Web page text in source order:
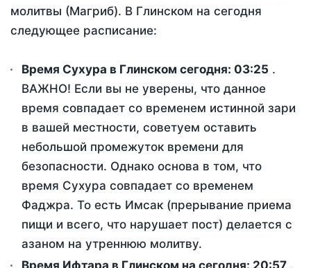
молитвы (Магриб). В Глинском на сегодня
следующее расписание:
Время Сухура в Глинском сегодня: 03:25 .
ВАЖНО! Если вы не уверены, что данное
время совпадает со временем истинной зари
в вашей местности, советуем оставить
небольшой промежуток времени для
безопасности. Однако основа в том, что
время Сухура совпадает со временем
Фаджра. То есть Имсак (прерывание приема
пищи и всего, что нарушает пост) делается с
азаном на утреннюю молитву.